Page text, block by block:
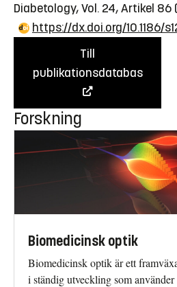
Diabetology, Vol. 24, Artikel 86
https://dx.doi.org/10.1186/
Till
publikationsdatabas
Forskning
Biomedicinsk optik
Biomedicinsk optik är ett
i ständig utveckling som